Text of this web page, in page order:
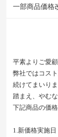
一部商品価格
平素よりご愛
弊社ではコス
続けてまいり
踏まえ、やむ
下記商品の価
1.新価格実施日